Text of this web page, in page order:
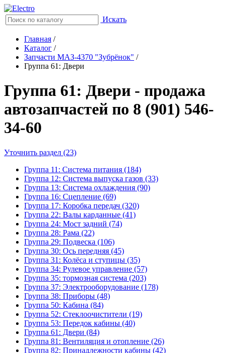
Искать
Главная /
Каталог /
Запчасти МАЗ-4370 "Зубрёнок" /
Группа 61: Двери
Группа 61: Двери - продажа
автозапчастей по 8 (901) 546-
34-60
Уточнить раздел (23)
Группа 11: Система питания (184)
Группа 12: Система выпуска газов (33)
Группа 13: Система охлаждения (90)
Группа 16: Сцепление (69)
Группа 17: Коробка передач (320)
Группа 22: Валы карданные (41)
Группа 24: Мост задний (74)
Группа 28: Рама (22)
Группа 29: Подвеска (106)
Группа 30: Ось передняя (45)
Группа 31: Колёса и ступицы (35)
Группа 34: Рулевое управление (57)
Группа 35: тормозная система (203)
Группа 37: Электрооборудование (178)
Группа 38: Приборы (48)
Группа 50: Кабина (84)
Группа 52: Стеклоочистители (19)
Группа 53: Передок кабины (40)
Группа 61: Двери (84)
Группа 81: Вентиляция и отопление (26)
Группа 82: Принадлежности кабины (42)